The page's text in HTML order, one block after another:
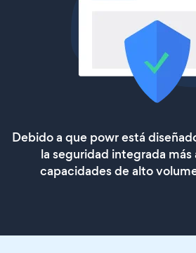
Debido a que powr está
la seguridad integrada más
capacidades de alto